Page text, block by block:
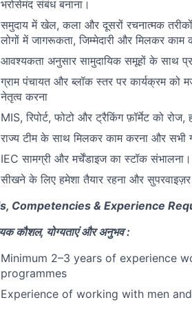
भरोसेमंद संबंध बनाना।
समुदाय में खेल, कला और दूसरों रचनात्मक
लोगों में जागरूकता, जिम्मेदारी और मिलकर काम
आवश्यकता अनुसार सामुदायिक समूहों के साथ
ग्राम पंचायत और ब्लॉक स्तर पर कार्यक्रम को
नेतृत्व करना
MIS, रिपोर्ट, फोटो और ट्रैकिंग फ़ॉर्मेट को
राज्य टीम के साथ मिलकर काम करना और सभी
IEC सामग्री और मर्चेंडाइज का स्टॉक संभालना।
सीखने के लिए हमेशा तैयार रहना और सुपरवाइज़र
Competencies & Experience
कौशल, योग्यताएं और अनुभव :
Minimum 2–3 years of experience
programmes
Experience of working with men